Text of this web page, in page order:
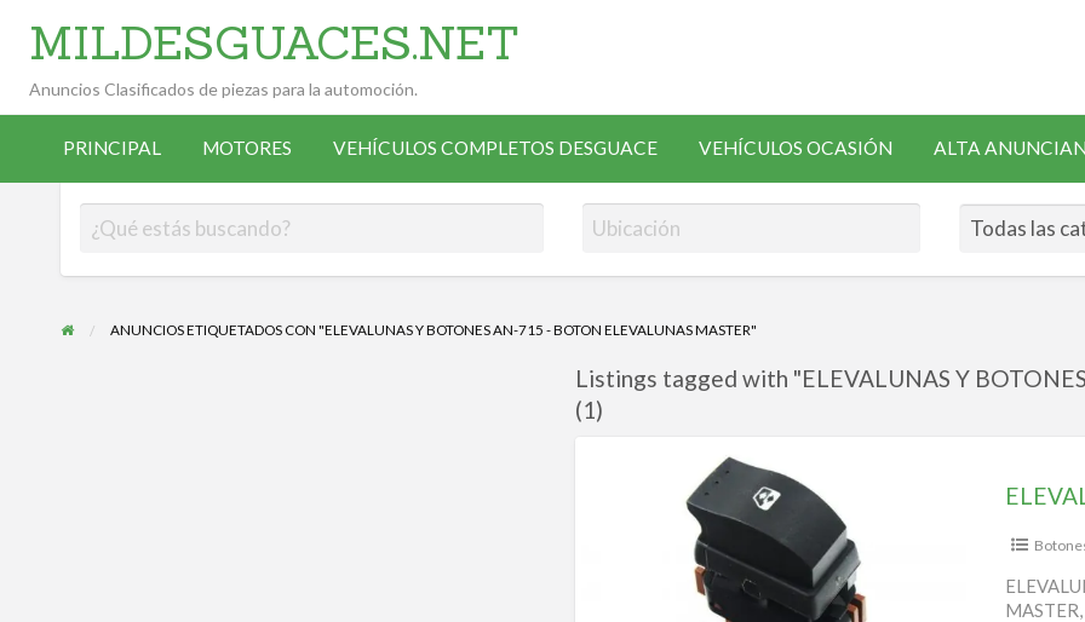
VEHÍCULOS
COMPLETOS
VEHÍCULOS
OCASIÓN
ALTA
ANUNCIANTE
SOLICITAR
RECAMBIOS
MILDESGUACES.NET
Anuncios Clasificados de piezas para la automoción.
PRINCIPAL MOTORES VEHÍCULOS COMPLETOS DESGUACE VEHÍCULOS OCASIÓN ALTA
ANUNCIOS ETIQUETADOS CON "ELEVALUNAS Y BOTONES AN-715 - BOTON ELEVALUNAS MASTER"
Listings tagged with "ELEVALUNAS Y
(1)